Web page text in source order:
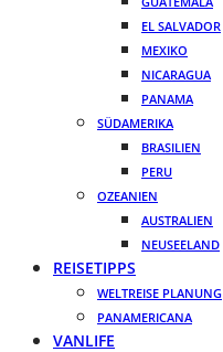
EL SALVADOR
MEXIKO
NICARAGUA
PANAMA
SÜDAMERIKA
BRASILIEN
PERU
OZEANIEN
AUSTRALIEN
NEUSEELAND
REISETIPPS
WELTREISE PLANUNG
PANAMERICANA
VANLIFE